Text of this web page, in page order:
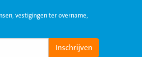
vestigingen ter overname,